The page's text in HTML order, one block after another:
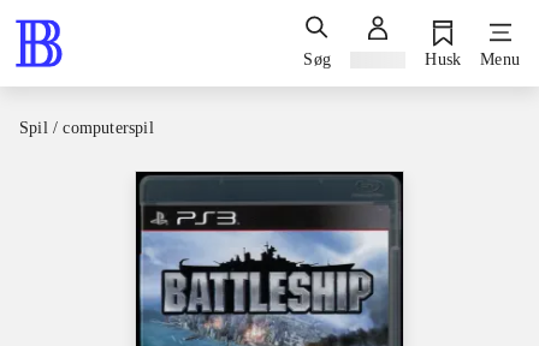
Søg Husk Menu
Spil / computerspil